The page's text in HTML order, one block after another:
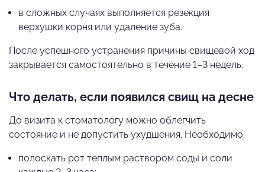
в сложных случаях выполняется резекция
верхушки корня или удаление зуба.
После успешного устранения причины свищевой ход
закрывается самостоятельно в течение 1–3 недель.
Что делать, если появился свищ на десне
До визита к стоматологу можно облегчить
состояние и не допустить ухудшения. Необходимо:
полоскать рот теплым раствором соды и соли